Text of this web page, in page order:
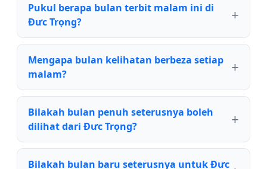
Pukul berapa bulan terbit malam ini di
Đưc Trọng?
Mengapa bulan kelihatan berbeza setiap
malam?
Bilakah bulan penuh seterusnya boleh
dilihat dari Đưc Trọng?
Bilakah bulan baru seterusnya untuk Đưc